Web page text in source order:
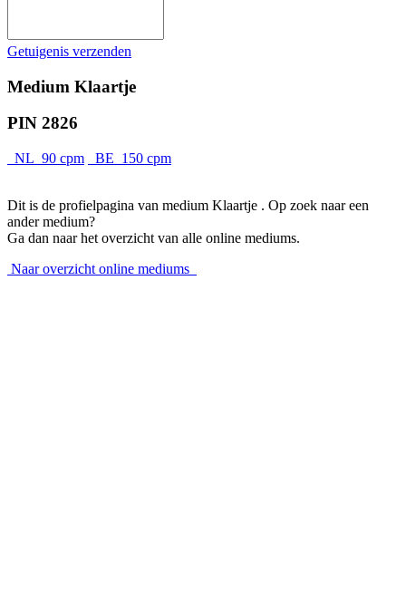
Getuigenis verzenden
Medium Klaartje
PIN 2826
NL 90 cpm BE 150 cpm
Dit is de profielpagina van medium Klaartje . Op zoek naar een
ander medium?
Ga dan naar het overzicht van alle online mediums.
Naar overzicht online mediums